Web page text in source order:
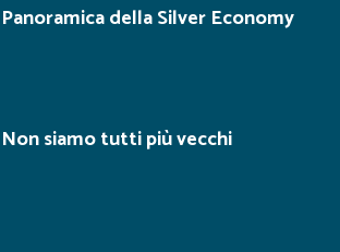
Panoramica della Silver Economy
Non siamo tutti più vecchi